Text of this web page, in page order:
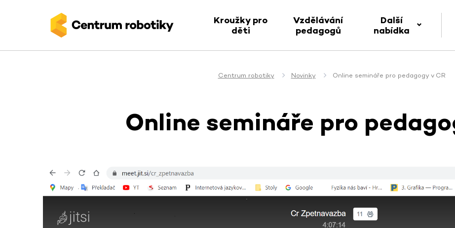
Kroužky pro
děti
Vzdělávání
pedagogů
Další
nabídka
Centrum robotiky Novinky Online semináře pro pedagogy v CR
Online semináře pro